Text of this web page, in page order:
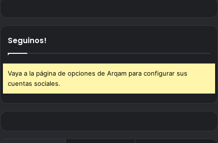
Seguinos!
Vaya a la página de opciones de Arqam para configurar sus
cuentas sociales.